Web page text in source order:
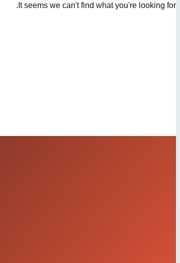
It seems we can't find what you're looking for.